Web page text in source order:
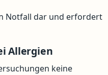
Notfall dar und erfordert
Allergien
keine